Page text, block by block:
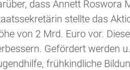
dass Annett Roswora
stellte das
von 2 Mrd. Euro vor.
Gefördert werden
frühkindliche